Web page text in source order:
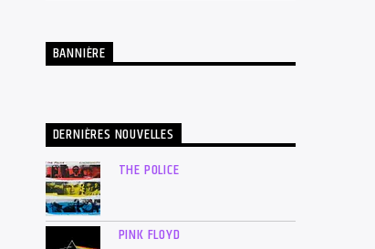
BANNIÈRE
DERNIÈRES NOUVELLES
THE POLICE
PINK FLOYD